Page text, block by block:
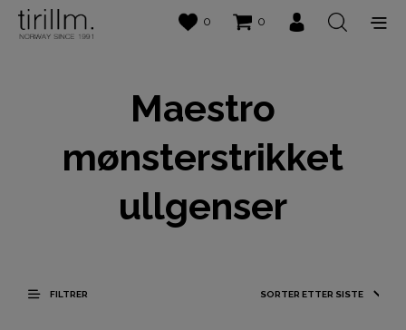
0 0
Maestro
mønsterstrikket
ullgenser
FILTRER